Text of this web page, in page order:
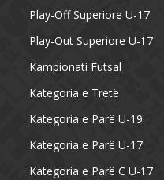
Play-Off Superiore U-17
Play-Out Superiore U-17
Kampionati Futsal
Kategoria e Tretë
Kategoria e Parë U-19
Kategoria e Parë U-17
Kategoria e Parë C U-17